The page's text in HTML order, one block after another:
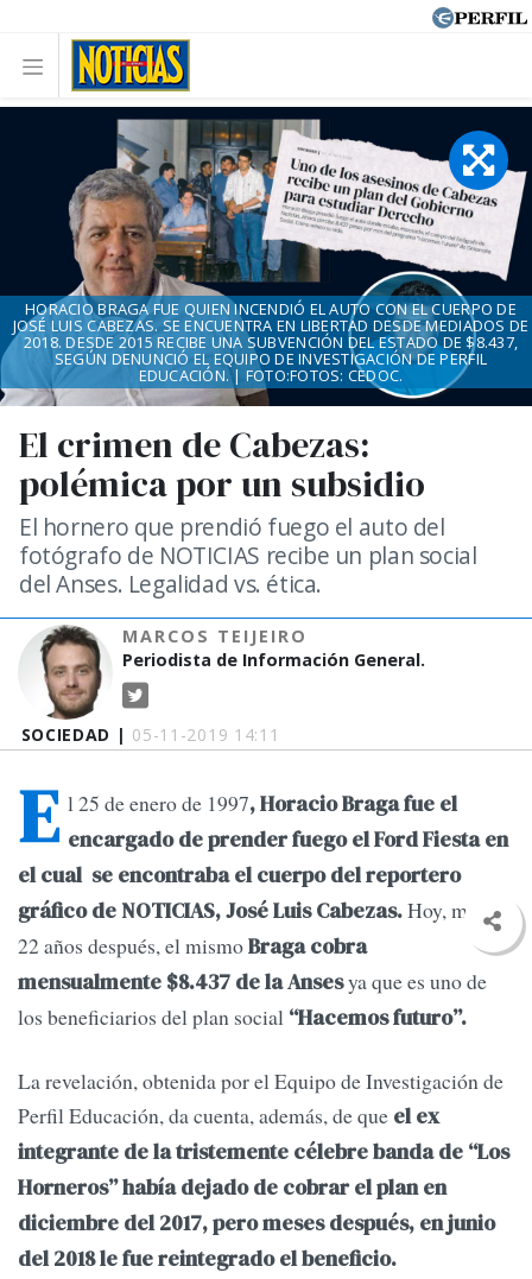
SOCIEDAD | 05-11-2019 14:11
El crimen de Cabezas:
polémica por un subsidio
El hornero que prendió fuego el auto del
fotógrafo de NOTICIAS recibe un plan social
del Anses. Legalidad vs. ética.
MARCOS TEIJEIRO
Periodista de Información General.
HORACIO BRAGA FUE QUIEN INCENDIÓ EL AUTO CON EL CUERPO DE
JOSÉ LUIS CABEZAS. SE ENCUENTRA EN LIBERTAD DESDE MEDIADOS DE
2018. DESDE 2015 RECIBE UNA SUBVENCIÓN DEL ESTADO DE $8.437,
SEGÚN DENUNCIÓ EL EQUIPO DE INVESTIGACIÓN DE PERFIL
EDUCACIÓN. | FOTO:FOTOS: CEDOC.
E l 25 de enero de 1997, Horacio Braga fue el
encargado de prender fuego el Ford Fiesta en
el cual se encontraba el cuerpo del reportero
gráfico de NOTICIAS, José Luis Cabezas.Hoy, más de
22 años después, el mismoBraga cobra
mensualmente $8.437 de la Ansesya que es uno de
los beneficiarios del plan social “Hacemos futuro”.
La revelación, obtenida por el Equipo de Investigación de
Perfil Educación, da cuenta, además, de que el ex
integrante de la tristemente célebre banda de “Los
Horneros” había dejado de cobrar el plan en
diciembre del 2017, pero meses después, en junio
del 2018 le fue reintegrado el beneficio.